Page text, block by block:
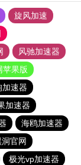
旋风加速
风驰加速器
苹果版
加速器
加速器
海鸥加速器
洞官网
极光vp加速器